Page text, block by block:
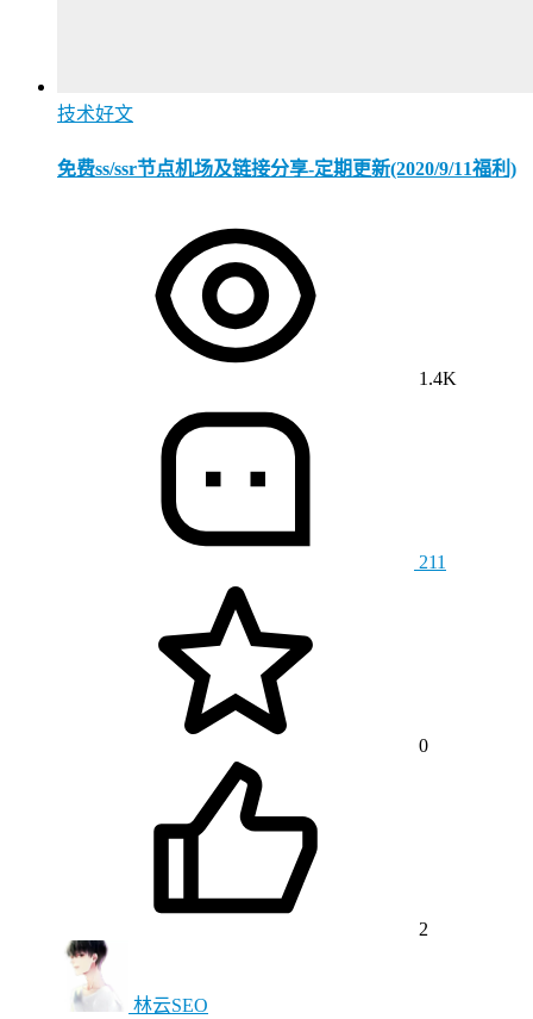
技术好文
免费ss/ssr节点机场及链接分享-定期更新(2020/9/11福利)
1.4K
211
0
2
林云SEO